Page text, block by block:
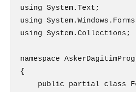
using System.Text;
using
using System.Collections;
namespace
{
public partial class